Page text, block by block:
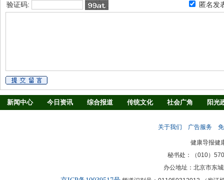
验证码:
匿名发
新闻中心 今日资讯 综合报道 传统文化 社会广角
阳光
关于我们 广告服务
健康导报健
秘书处：（010）
办公地址：北京市东